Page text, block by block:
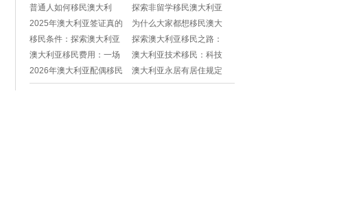
移民政策大揭秘！💼如何
成功拿到绿卡？
么手续？✈️小白也能轻松搞
定！
普通人如何移民澳大利
亚：步骤与策略解析
探索非留学移民澳大利亚
的多元途径
2025年澳大利亚签证真的
难办吗？visa小白如何轻松
搞定？✨
为什么大家都想移民澳大
利亚？🌞是气候好还是福
利棒？
移民条件：探索澳大利亚
的多元开放之路
探索澳大利亚移民之路：
条件与机遇
澳大利亚移民费用：一场
财务规划的深度解读
澳大利亚技术移民：科技
人才的黄金机遇
2026年澳大利亚配偶移民
办理周期到底多长？⏳宝子
澳大利亚永居有居住规定
吗？移民后必须一直住在